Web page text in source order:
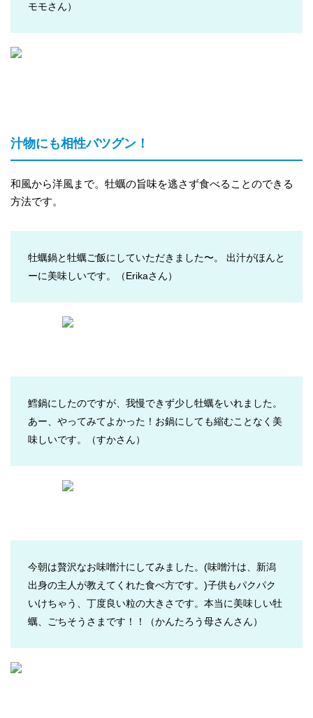
モモさん）
汁物にも相性バツグン！
和風から洋風まで。牡蠣の旨味を逃さず食べることのできる
方法です。
牡蠣鍋と牡蠣ご飯にしていただきました〜。 出汁がほんと
ーに美味しいです。
（Erikaさん）
鱈鍋にしたのですが、我慢できず少し牡蠣をいれました。
あー、やってみてよかった！お鍋にしても縮むことなく美
味しいです。
（すかさん）
今朝は贅沢なお味噌汁にしてみました。(味噌汁は、新潟
出身の主人が教えてくれた食べ方です。)子供もパクパク
いけちゃう、丁度良い粒の大きさです。本当に美味しい牡
蠣、ごちそうさまです！！
（かんたろう母さんさん）